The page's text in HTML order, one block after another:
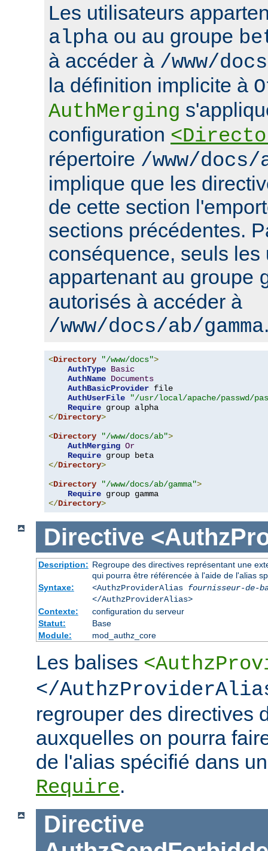
Les utilisateurs
alpha ou au groupe
à accéder à /www/
la définition implicite à
AuthMerging
configuration
répertoire /www/docs/
implique que les
de cette section
sections précédentes.
conséquence, seuls les
appartenant au groupe
autorisés à accéder à
/www/docs/ab/gamma
<Directory "/www/docs">
AuthType Basic
AuthName Documents
AuthBasicProvider file
AuthUserFile
"/usr/local/apache/passwd/
Require
</Directory>
<Directory "/www/docs/ab">
AuthMerging Or
Require
</Directory>
<Directory "/www/docs/ab/gamma">
Require
</Directory>
Directive
Description: Regroupe des directives représentant une
qui pourra être référencée à l'aide de l'alias
Syntaxe:
<AuthzProviderAlias fournisseur-de-
</AuthzProviderAlias>
Contexte:
configuration du serveur
Statut:
Base
Module:
mod_authz_core
Les balises
</
regrouper des directives
auxquelles on pourra
de l'alias spécifié dans
Require.
Directive